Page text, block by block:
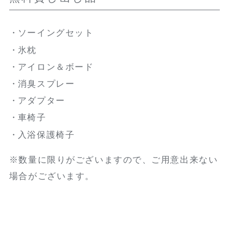
ソーイングセット
氷枕
アイロン＆ボード
消臭スプレー
アダプター
車椅子
入浴保護椅子
※数量に限りがございますので、ご用意出来ない
場合がございます。